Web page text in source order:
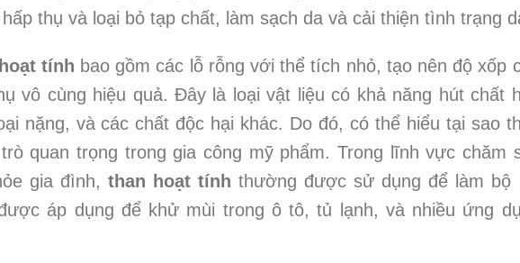
thụ và loại bỏ tạp chất, làm sạch da và cải thiện tình trạng
tính bao gồm các lỗ rỗng với thể tích nhỏ, tạo nên độ xốp
vô cùng hiệu quả. Đây là loại vật liệu có khả năng hút chất
nặng, và các chất độc hại khác. Do đó, có thể hiểu tại sao
quan trọng trong gia công mỹ phẩm. Trong lĩnh vực chăm
gia đình, than hoạt tính thường được sử dụng để làm bộ
áp dụng để khử mùi trong ô tô, tủ lạnh, và nhiều ứng